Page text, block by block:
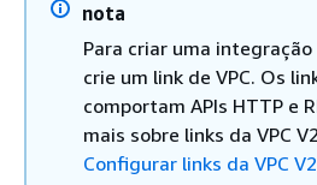
nota
Para criar uma
crie um link de VPC. Os
comportam APIs HTTP e
mais sobre links da VPC
Configurar links da VPC